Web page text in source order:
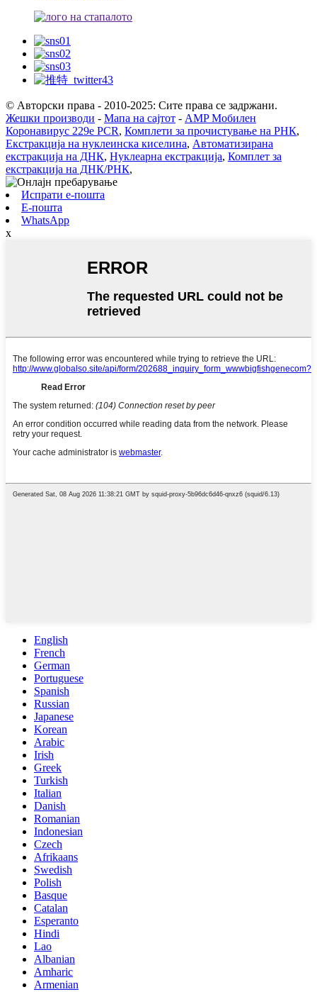
© Авторски права - 2010-2025: Сите права се задржани.
Жешки производи - Мапа на сајтот - AMP Мобилен
Коронавирус 229e PCR, Комплети за прочистување на РНК,
Екстракција на нуклеинска киселина, Автоматизирана
екстракција на ДНК, Нуклеарна екстракција, Комплет за
екстракција на ДНК/РНК,
Испрати е-пошта
Е-пошта
WhatsApp
x
English
French
German
Portuguese
Spanish
Russian
Japanese
Korean
Arabic
Irish
Greek
Turkish
Italian
Danish
Romanian
Indonesian
Czech
Afrikaans
Swedish
Polish
Basque
Catalan
Esperanto
Hindi
Lao
Albanian
Amharic
Armenian